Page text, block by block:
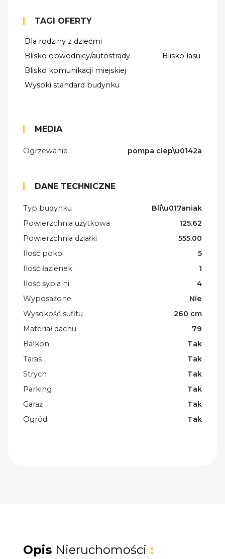
TAGI OFERTY
Dla rodziny z dziećmi
Blisko obwodnicy/autostrady
Blisko lasu
Blisko komunikacji miejskiej
Wysoki standard budynku
MEDIA
Ogrzewanie pompa ciep\u0142a
DANE TECHNICZNE
Typ budynku
Bli\u017aniak
Powierzchnia użytkowa
125.62
Powierzchnia działki
555.00
Ilość pokoi
5
Ilość łazienek
1
Ilość sypialni
4
Wyposażone
Nie
Wysokość sufitu
260 cm
Materiał dachu
79
Balkon
Tak
Taras
Tak
Strych
Tak
Parking
Tak
Garaż
Tak
Ogród
Tak
Opis Nieruchomości :